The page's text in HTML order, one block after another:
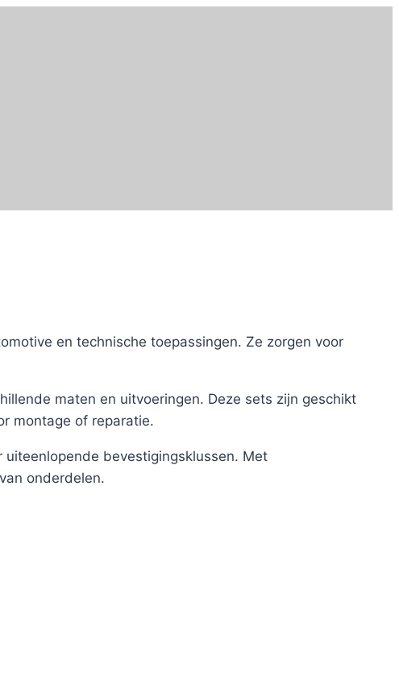
en technische toepassingen. Ze zorgen voor
maten en uitvoeringen. Deze sets zijn geschikt
montage of reparatie.
bevestigingsklussen. Met
onderdelen.